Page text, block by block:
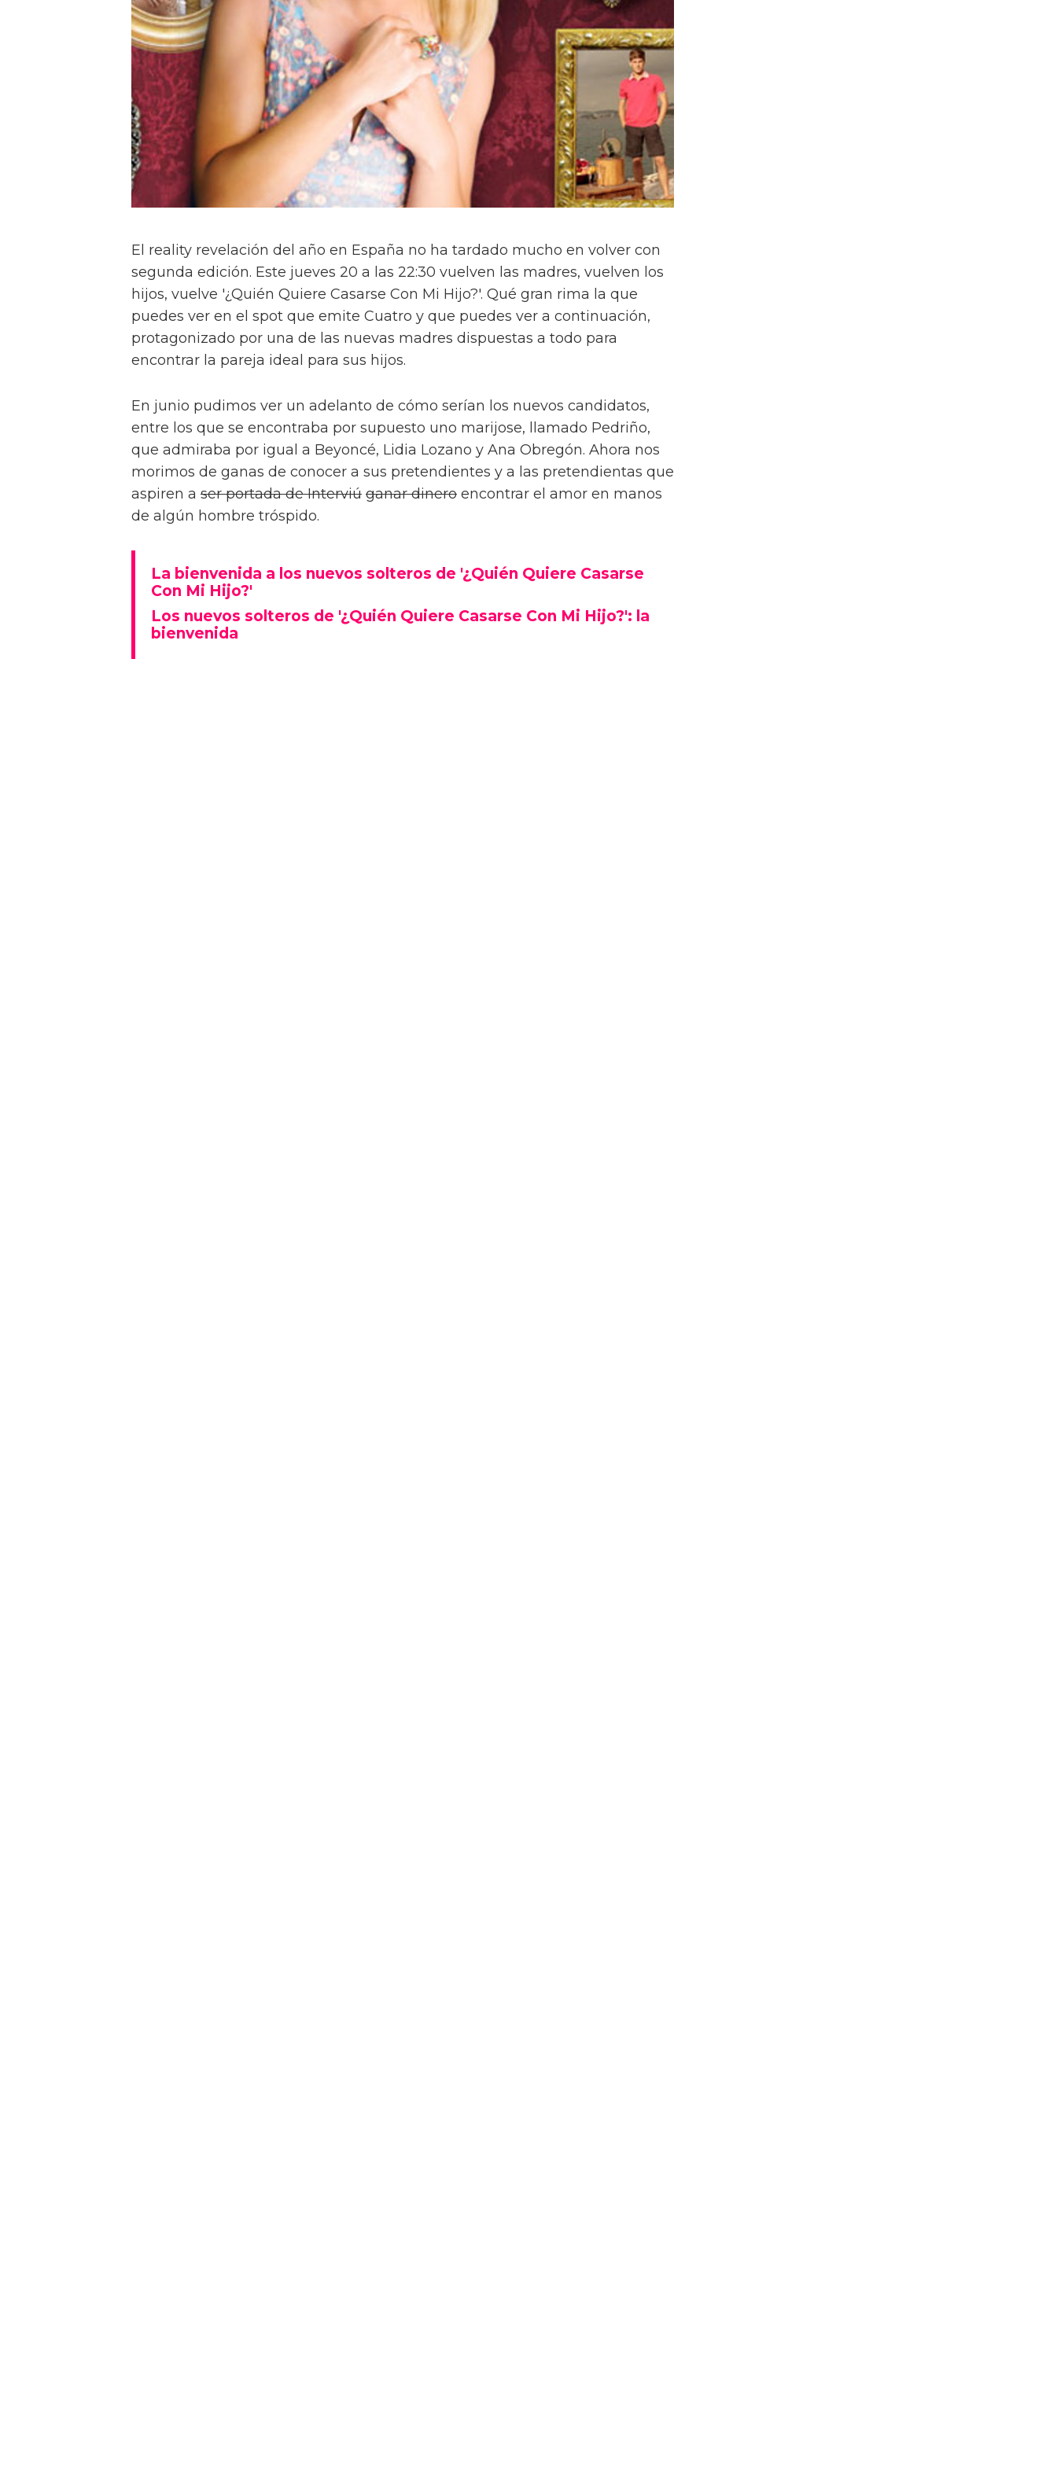
El reality revelación del año en España no ha tardado mucho en volver con
segunda edición. Este jueves 20 a las 22:30 vuelven las madres, vuelven los
hijos, vuelve '¿Quién Quiere Casarse Con Mi Hijo?'. Qué gran rima la que
puedes ver en el spot que emite Cuatro y que puedes ver a continuación,
protagonizado por una de las nuevas madres dispuestas a todo para
encontrar la pareja ideal para sus hijos.
En junio pudimos ver un adelanto de cómo serían los nuevos candidatos,
entre los que se encontraba por supuesto uno marijose, llamado Pedriño,
que admiraba por igual a Beyoncé, Lidia Lozano y Ana Obregón. Ahora nos
morimos de ganas de conocer a sus pretendientes y a las pretendientas que
aspiren a ser portada de Interviú ganar dinero encontrar el amor en manos
de algún hombre tróspido.
La bienvenida a los nuevos solteros de '¿Quién Quiere Casarse
Con Mi Hijo?'
Los nuevos solteros de '¿Quién Quiere Casarse Con Mi Hijo?': la
bienvenida